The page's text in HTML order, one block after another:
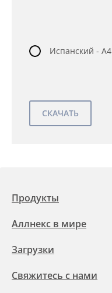
Испанский - A4
Продукты
Аллнекс в мире
Загрузки
Свяжитесь с нами